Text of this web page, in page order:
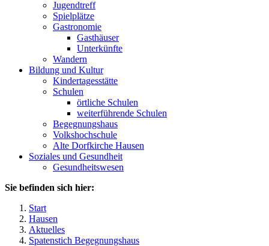
Jugendtreff
Spielplätze
Gastronomie
Gasthäuser
Unterkünfte
Wandern
Bildung und Kultur
Kindertagesstätte
Schulen
örtliche Schulen
weiterführende Schulen
Begegnungshaus
Volkshochschule
Alte Dorfkirche Hausen
Soziales und Gesundheit
Gesundheitswesen
Sie befinden sich hier:
Start
Hausen
Aktuelles
Spatenstich Begegnungshaus